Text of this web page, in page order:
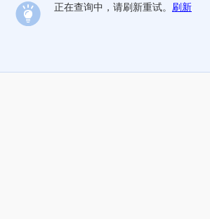
正在查询中，请刷新重试。 刷新